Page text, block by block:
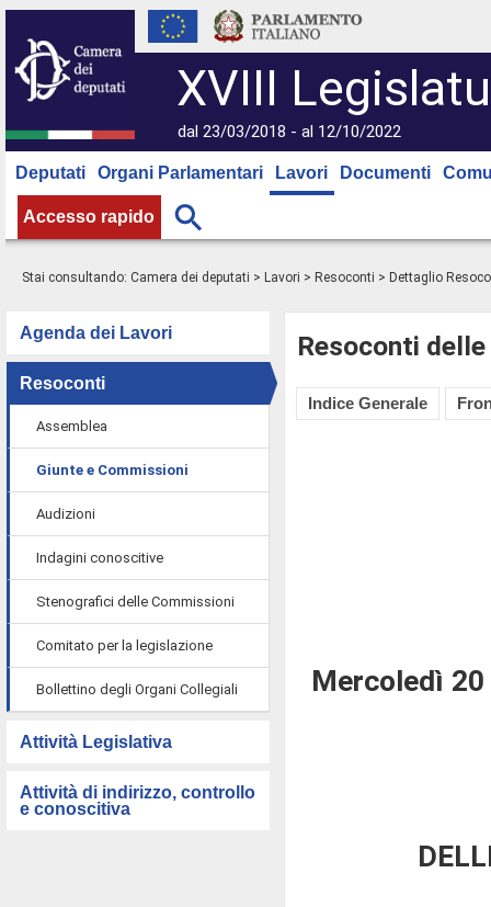
XVIII
dal 23/03/2018 - al 12/10/2022
Deputati Organi Parlamentari Lavori Documenti
Accesso rapido
Stai consultando: Camera dei deputati > Lavori > Resoconti > Dettaglio
Agenda dei Lavori
Resoconti
Assemblea
Giunte e Commissioni
Audizioni
Indagini conoscitive
Stenografici delle Commissioni
Comitato per la legislazione
Bollettino degli Organi Collegiali
Attività Legislativa
Attività di indirizzo, controllo
e conoscitiva
Resoconti
Indice Generale
Mercoledì